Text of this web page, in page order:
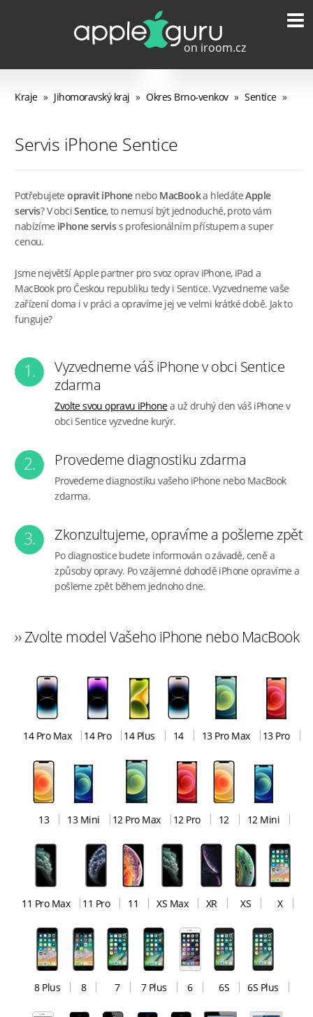
Kraje » Jihomoravský kraj » Okres Brno-venkov » Sentice »
Servis iPhone Sentice
Potřebujeteopravit iPhonenebo MacBooka hledáteApple
servis? V obciSentice, to nemusí být jednoduché, proto vám
nabízíme iPhone serviss profesionálním přístupem a super
cenou.
Jsme největší Apple partner pro svoz oprav iPhone, iPad a
MacBook pro Českou republiku tedy i Sentice. Vyzvedneme vaše
zařízení doma i v práci a opravíme jej ve velmi krátké době. Jak to
funguje?
1.
Vyzvedneme váš iPhone v obci Sentice
zdarma
Zvolte svou opravu iPhonea už druhý den váš iPhone v
obci Sentice vyzvedne kurýr.
2. Provedeme diagnostiku zdarma
Provedeme diagnostiku vašeho iPhone nebo MacBook
zdarma.
3. Zkonzultujeme, opravíme a pošleme zpět
Po diagnostice budete informován o závadě, ceně a
způsoby opravy. Po vzájemné dohodě iPhone opravíme a
pošleme zpět během jednoho dne.
›› Zvolte model Vašeho iPhone nebo MacBook
14 Pro Max 14 Pro 14 Plus 14 13 Pro Max 13 Pro
13 13 Mini 12 Pro Max 12 Pro 12 12 Mini
11 Pro Max 11 Pro 11 XS Max XR XS X
8 Plus 8 7 7 Plus 6 6S 6S Plus